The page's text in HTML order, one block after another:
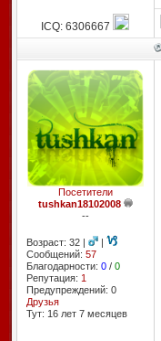
ICQ: 6306667
Посетители
tushkan18102008
--
Возраст: 32 |
|
Сообщений: 57
Благодарности: 0/ 0
Репутация: 1
Предупреждений: 0
Друзья
Тут: 16 лет 7 месяцев